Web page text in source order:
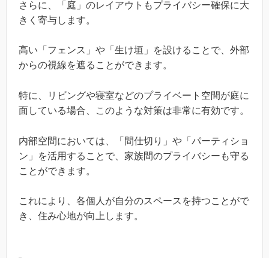
さらに、「庭」のレイアウトもプライバシー確保に大
きく寄与します。
高い「フェンス」や「生け垣」を設けることで、外部
からの視線を遮ることができます。
特に、リビングや寝室などのプライベート空間が庭に
面している場合、このような対策は非常に有効です。
内部空間においては、「間仕切り」や「パーティショ
ン」を活用することで、家族間のプライバシーも守る
ことができます。
これにより、各個人が自分のスペースを持つことがで
き、住み心地が向上します。